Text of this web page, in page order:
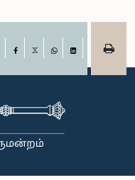
Facebook